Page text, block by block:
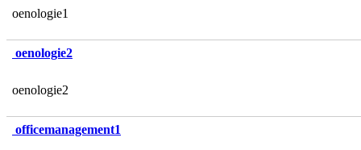
oenologie1
oenologie2
oenologie2
officemanagement1